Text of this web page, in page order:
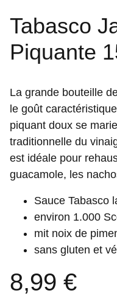
Tabasco
Piquante
La grande bouteille
le goût
piquant doux se
traditionnelle du
est idéale pour
guacamole, les
Sauce Tabasco
environ 1.000
mit noix de
sans gluten et
8,99 €